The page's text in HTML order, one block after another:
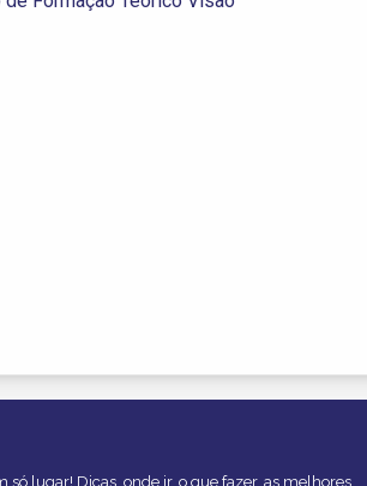
lugar! Dicas, onde ir, o que fazer, as melhores